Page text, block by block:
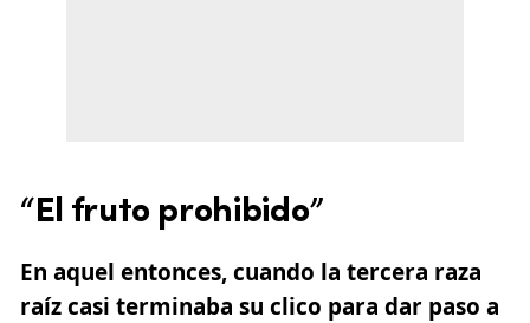
“El fruto prohibido”
En aquel entonces, cuando la tercera raza
raíz casi terminaba su clico para dar paso a